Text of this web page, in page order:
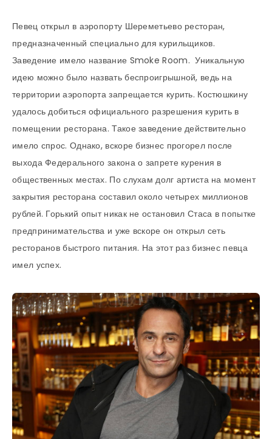
Певец открыл в аэропорту Шереметьево ресторан,
предназначенный специально для курильщиков.
Заведение имело название Smoke Room. Уникальную
идею можно было назвать беспроигрышной, ведь на
территории аэропорта запрещается курить. Костюшкину
удалось добиться официального разрешения курить в
помещении ресторана. Такое заведение действительно
имело спрос. Однако, вскоре бизнес прогорел после
выхода Федерального закона о запрете курения в
общественных местах. По слухам долг артиста на момент
закрытия ресторана составил около четырех миллионов
рублей. Горький опыт никак не остановил Стаса в попытке
предпринимательства и уже вскоре он открыл сеть
ресторанов быстрого питания. На этот раз бизнес певца
имел успех.